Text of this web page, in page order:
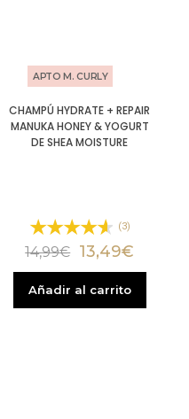
APTO M. CURLY
CHAMPÚ HYDRATE + REPAIR
MANUKA HONEY & YOGURT
DE SHEA MOISTURE
(3)
14,99€ 13,49€
Añadir al carrito